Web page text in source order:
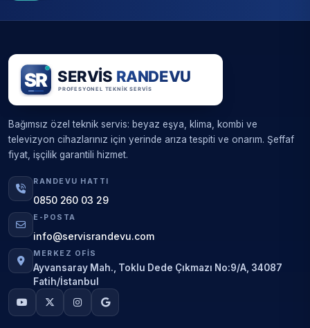
Bağımsız özel teknik servis: beyaz eşya, klima, kombi ve
televizyon cihazlarınız için yerinde arıza tespiti ve onarım. Şeffaf
fiyat, işçilik garantili hizmet.
RANDEVU HATTI
0850 260 03 29
E-POSTA
info@servisrandevu.com
MERKEZ OFIS
Ayvansaray Mah., Toklu Dede Çıkmazı No:9/A, 34087
Fatih/İstanbul